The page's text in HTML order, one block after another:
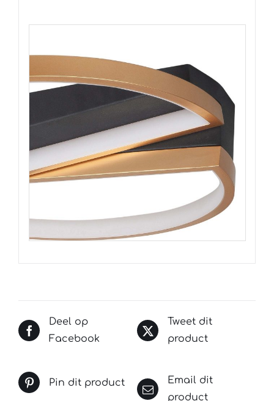
Deel op
Facebook
Tweet dit
product
Pin dit product
Email dit
product